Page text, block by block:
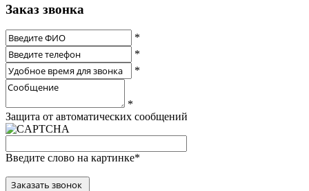
Заказ звонка
*
*
*
*
Защита от автоматических сообщений
Введите слово на картинке*